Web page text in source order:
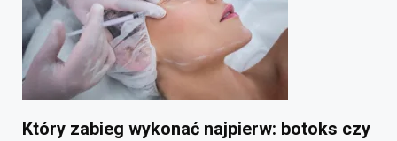
Który zabieg wykonać najpierw: botoks czy